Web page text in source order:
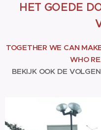
HET GOEDE
TOGETHER WE CAN
WHO
BEKIJK OOK DE